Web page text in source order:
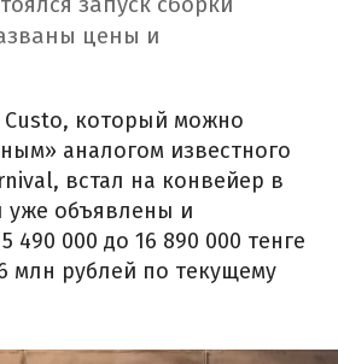
цены и
который можно
аналогом известного
встал на конвейер в
уже объявлены и
490 000 до 16 890 000 тенге
млн рублей по текущему